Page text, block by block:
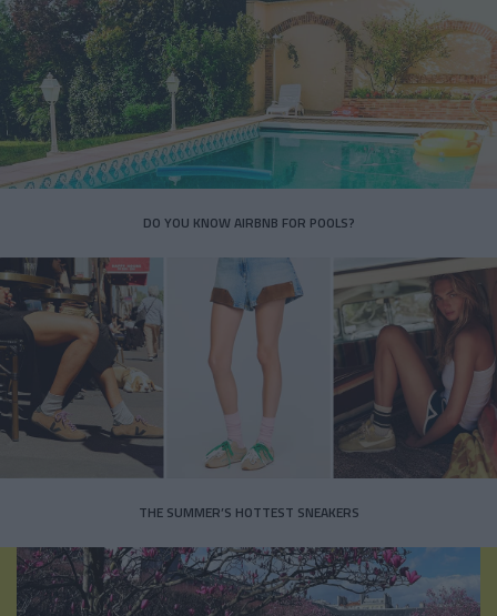
DO YOU KNOW AIRBNB FOR POOLS?
THE SUMMER’S HOTTEST SNEAKERS